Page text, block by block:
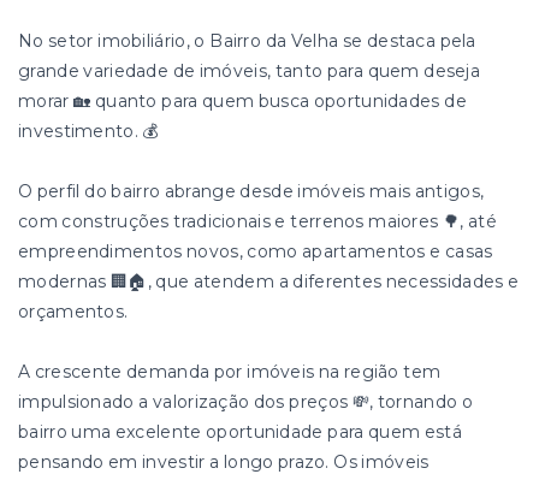
No setor imobiliário, o Bairro da Velha se destaca pela
grande variedade de imóveis, tanto para quem deseja
morar 🏡 quanto para quem busca oportunidades de
investimento. 💰
O perfil do bairro abrange desde imóveis mais antigos,
com construções tradicionais e terrenos maiores 🌳, até
empreendimentos novos, como apartamentos e casas
modernas 🏢🏠, que atendem a diferentes necessidades e
orçamentos.
A crescente demanda por imóveis na região tem
impulsionado a valorização dos preços 💸, tornando o
bairro uma excelente oportunidade para quem está
pensando em investir a longo prazo. Os imóveis